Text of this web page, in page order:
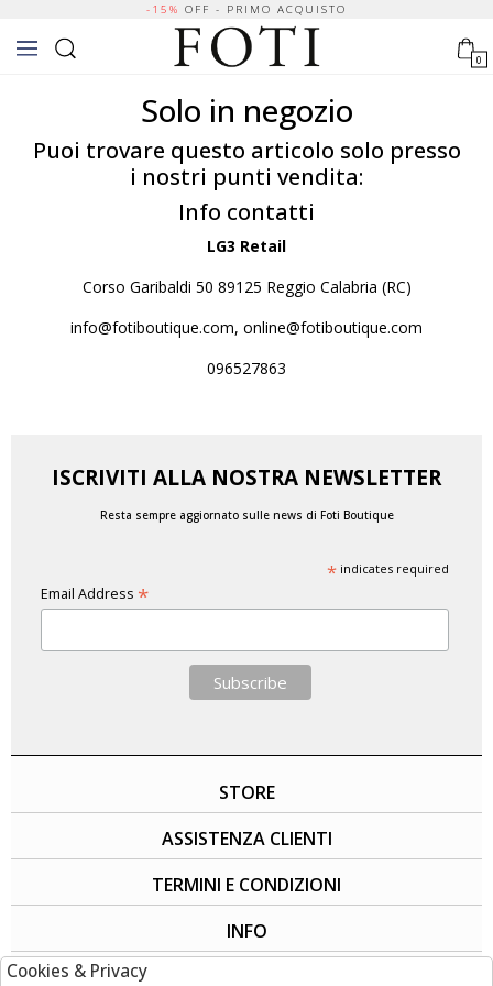
-15% OFF - PRIMO ACQUISTO
0
Solo in negozio
Puoi trovare questo articolo solo presso
i nostri punti vendita:
Info contatti
LG3 Retail
Corso Garibaldi 50 89125 Reggio Calabria (RC)
info@fotiboutique.com, online@fotiboutique.com
096527863
ISCRIVITI ALLA NOSTRA NEWSLETTER
Resta sempre aggiornato sulle news di Foti Boutique
*indicates required
Email Address *
STORE
ASSISTENZA CLIENTI
TERMINI E CONDIZIONI
INFO
Cookies & Privacy